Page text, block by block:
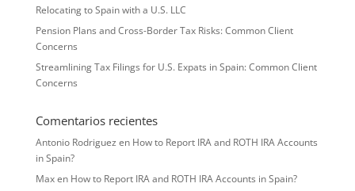
Relocating to Spain with a U.S. LLC
Pension Plans and Cross-Border Tax Risks: Common Client
Concerns
Streamlining Tax Filings for U.S. Expats in Spain: Common Client
Concerns
Comentarios recientes
Antonio Rodriguez en How to Report IRA and ROTH IRA Accounts
in Spain?
Maxen How to Report IRA and ROTH IRA Accounts in Spain?